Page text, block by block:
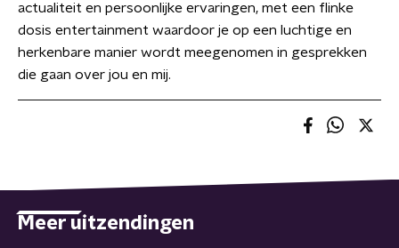
actualiteit en persoonlijke ervaringen, met een flinke
dosis entertainment waardoor je op een luchtige en
herkenbare manier wordt meegenomen in gesprekken
die gaan over jou en mij.
Meer uitzendingen